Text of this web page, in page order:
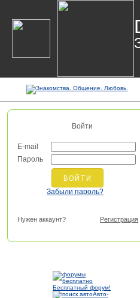
Войти
E-mail
Пароль
Забыли пароль?
Нужен аккаунт? Регистрация
Бесплатный форум!
Авто-